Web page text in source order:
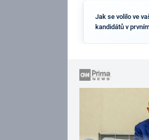
Jak se volilo ve
kandidátů v